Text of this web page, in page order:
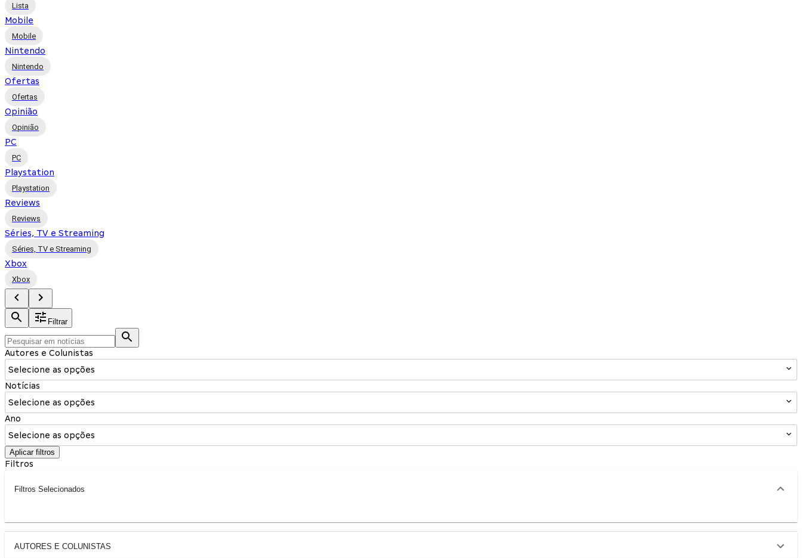
Lista
Mobile
Mobile
Nintendo
Nintendo
Ofertas
Ofertas
Opinião
Opinião
PC
PC
Playstation
Playstation
Reviews
Reviews
Séries, TV e Streaming
Séries, TV e Streaming
Xbox
Xbox
Filtrar
Autores e Colunistas
Selecione as opções
Notícias
Selecione as opções
Ano
Selecione as opções
Aplicar filtros
Filtros
Filtros Selecionados
AUTORES E COLUNISTAS